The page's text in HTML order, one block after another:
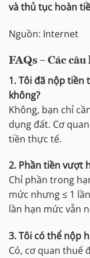
và thủ tục hoàn
Nguồn: Internet
FAQs – Các
1. Tôi đã nộp tiền
không?
Không, bạn chỉ
dụng đất. Cơ
tiền thực tế.
2. Phần tiền vượt
Chỉ phần trong
mức nhưng ≤ 1
lần hạn mức vẫn
3. Tôi có thể nộp
Có, cơ quan thuế